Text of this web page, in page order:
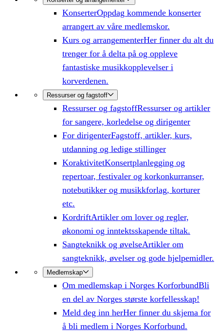
KonserterOppdag kommende konserter
arrangert av våre medlemskor.
Kurs og arrangementerHer finner du alt du
trenger for å delta på og oppleve
fantastiske musikkopplevelser i
korverdenen.
Ressurser og fagstoff
Ressurser og fagstoffRessurser og artikler
for sangere, korledelse og dirigenter
For dirigenterFagstoff, artikler, kurs,
utdanning og ledige stillinger
KoraktivitetKonsertplanlegging og
repertoar, festivaler og korkonkurranser,
notebutikker og musikkforlag, korturer
etc.
KordriftArtikler om lover og regler,
økonomi og inntektsskapende tiltak.
Sangteknikk og øvelseArtikler om
sangteknikk, øvelser og gode hjelpemidler.
Medlemskap
Om medlemskap i Norges KorforbundBli
en del av Norges største korfellesskap!
Meld deg inn herHer finner du skjema for
å bli medlem i Norges Korforbund.